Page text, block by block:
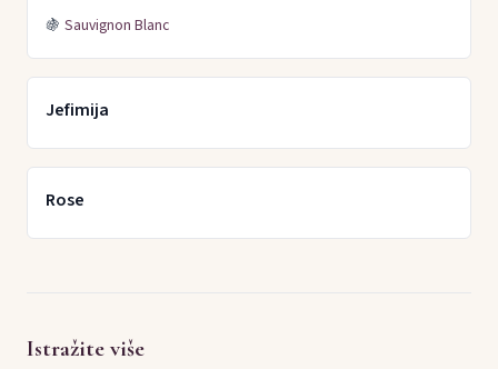
🍇 Sauvignon Blanc
Jefimija
Rose
Istražite više